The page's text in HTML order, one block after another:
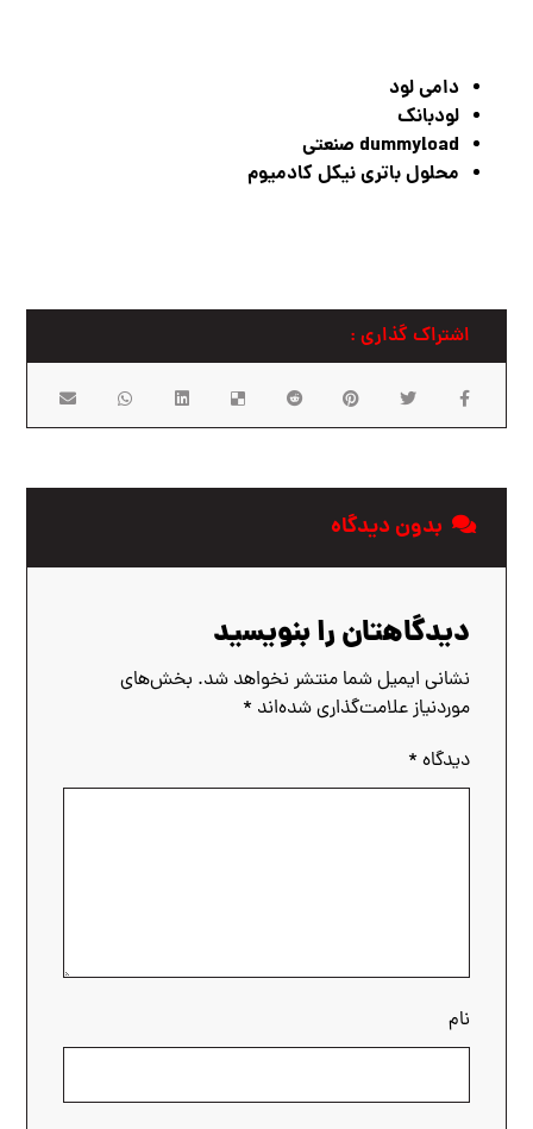
دامی لود
لودبانک
dummyload صنعتی
محلول باتری نیکل کادمیوم
بدون دیدگاه
دیدگاهتان را بنویسید
نشانی ایمیل شما منتشر نخواهد شد. بخش‌های
موردنیاز علامت‌گذاری شده‌اند *
دیدگاه *
نام